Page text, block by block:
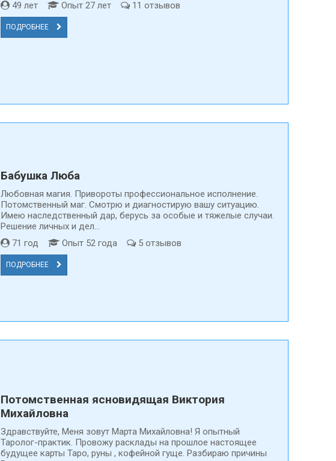
49 лет
Опыт 27 лет 11 отзывов
ПОДРОБНЕЕ
Бабушка Люба
Любовная магия. Привороты профессиональное исполнение.
Потомственный маг. Смотрю и диагностирую вашу ситуацию.
Имею наследственный дар, берусь за особые и тяжелые случаи.
Решение личных и дел...
71 год
Опыт 52 года 5 отзывов
ПОДРОБНЕЕ
Потомственная ясновидящая Виктория
Михайловна
Здравствуйте, Меня зовут Марта Михайловна! Я опытный
Таролог-практик. Провожу расклады на прошлое настоящее
будущее карты Таро, руны , кофейной гуще. Разбираю причины